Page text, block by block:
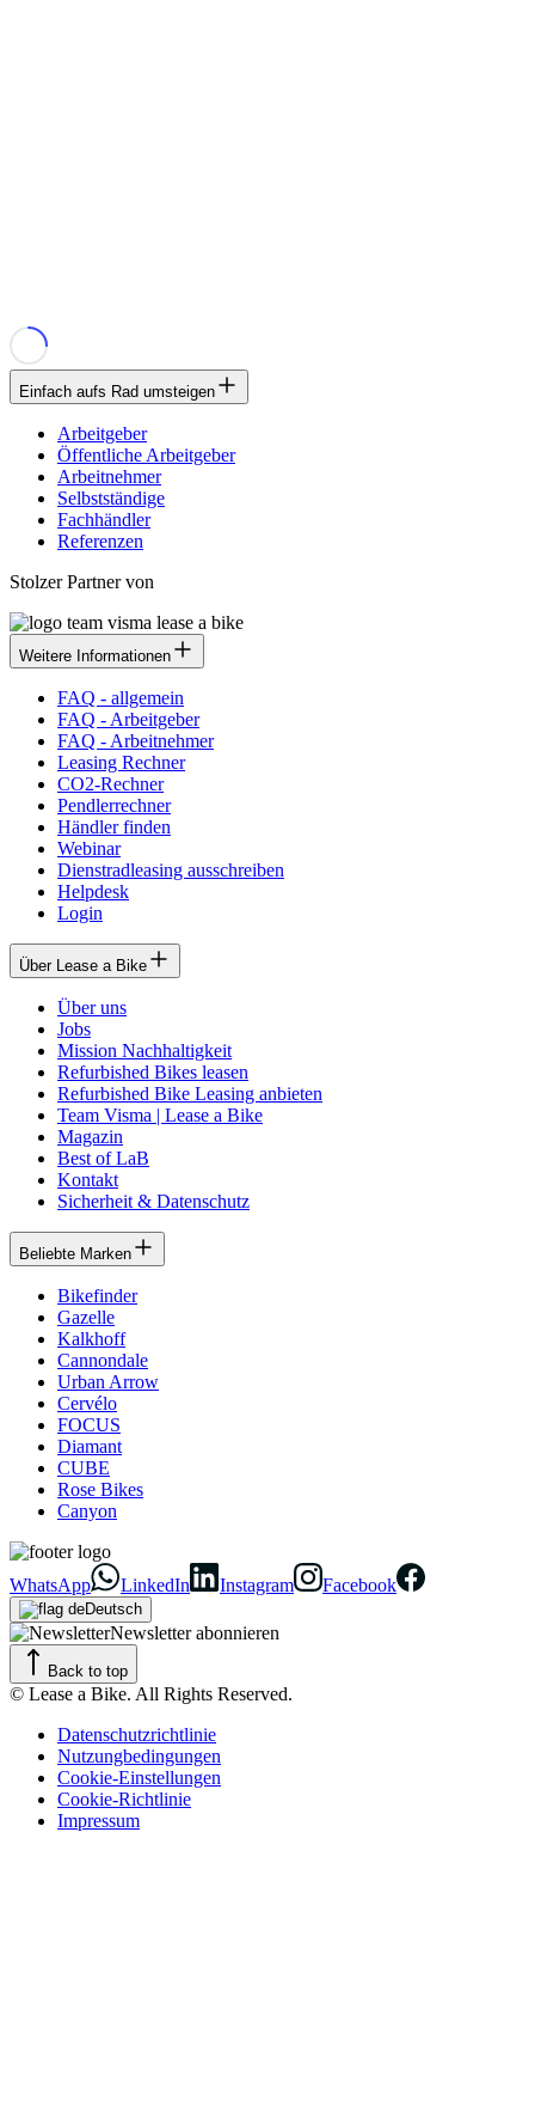
Einfach aufs Rad umsteigen
Arbeitgeber
Öffentliche Arbeitgeber
Arbeitnehmer
Selbstständige
Fachhändler
Referenzen
Stolzer Partner von
Weitere Informationen
FAQ - allgemein
FAQ - Arbeitgeber
FAQ - Arbeitnehmer
Leasing Rechner
CO2-Rechner
Pendlerrechner
Händler finden
Webinar
Dienstradleasing ausschreiben
Helpdesk
Login
Über Lease a Bike
Über uns
Jobs
Mission Nachhaltigkeit
Refurbished Bikes leasen
Refurbished Bike Leasing anbieten
Team Visma | Lease a Bike
Magazin
Best of LaB
Kontakt
Sicherheit & Datenschutz
Beliebte Marken
Bikefinder
Gazelle
Kalkhoff
Cannondale
Urban Arrow
Cervélo
FOCUS
Diamant
CUBE
Rose Bikes
Canyon
WhatsApp LinkedIn Instagram Facebook
Deutsch
Newsletter abonnieren
Back to top
© Lease a Bike. All Rights Reserved.
Datenschutzrichtlinie
Nutzungbedingungen
Cookie-Einstellungen
Cookie-Richtlinie
Impressum